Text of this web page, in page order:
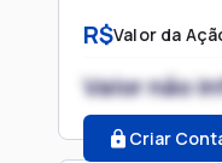
R$Valor da
Valor não
Criar